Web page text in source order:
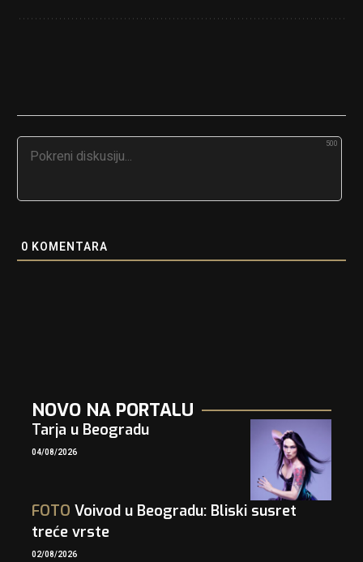
500
0 KOMENTARA
NOVO NA PORTALU
Tarja u Beogradu
04/08/2026
FOTO Voivod u Beogradu: Bliski susret
treće vrste
02/08/2026